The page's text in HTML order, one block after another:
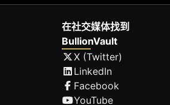
在社交媒体找到
BullionVault
X (Twitter)
LinkedIn
Facebook
YouTube